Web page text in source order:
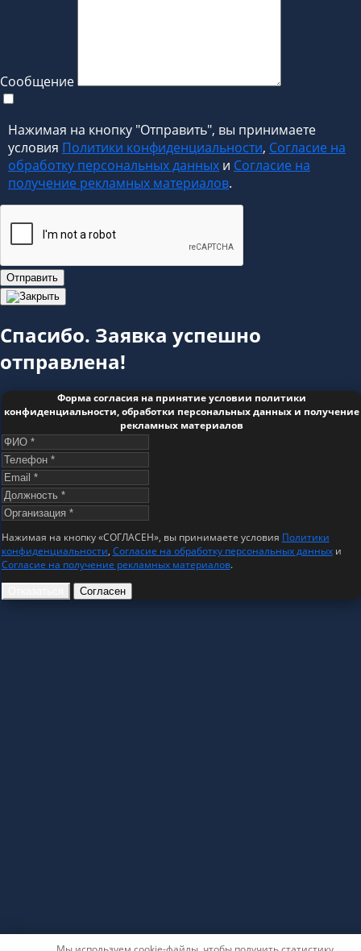
Сообщение
Нажимая на кнопку "Отправить", вы принимаете
условия Политики конфиденциальности, Согласие на
обработку персональных данных и Согласие на
получение рекламных материалов.
Отправить
Спасибо. Заявка успешно
отправлена!
Форма согласия на принятие условии политики
конфиденциальности, обработки персональных данных и получение
рекламных материалов
Нажимая на кнопку «СОГЛАСЕН», вы принимаете условия Политики
конфиденциальности, Согласие на обработку персональных данныхи
Согласие на получение рекламных материалов.
Согласен